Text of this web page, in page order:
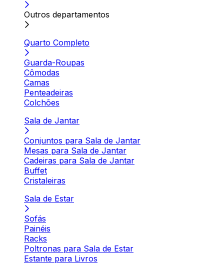
Outros departamentos
Quarto Completo
Guarda-Roupas
Cômodas
Camas
Penteadeiras
Colchões
Sala de Jantar
Conjuntos para Sala de Jantar
Mesas para Sala de Jantar
Cadeiras para Sala de Jantar
Buffet
Cristaleiras
Sala de Estar
Sofás
Painéis
Racks
Poltronas para Sala de Estar
Estante para Livros